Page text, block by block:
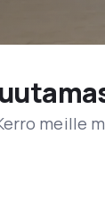
meille